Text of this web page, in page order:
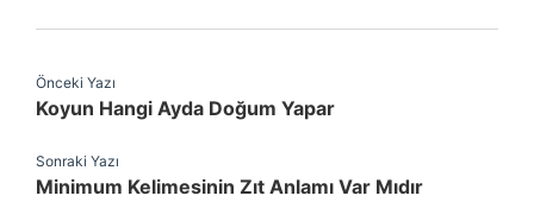
Önceki Yazı
Koyun Hangi Ayda Doğum Yapar
Sonraki Yazı
Minimum Kelimesinin Zıt Anlamı Var Mıdır